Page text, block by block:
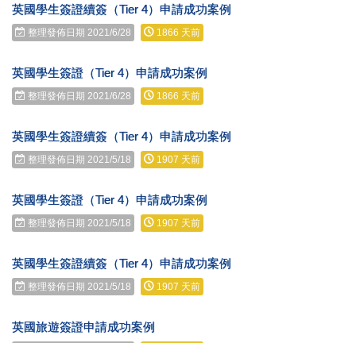
英國學生簽證續簽（Tier 4）申請成功案例
整理發佈日期 2021/6/28 1866 天前
英國學生簽證（Tier 4）申請成功案例
整理發佈日期 2021/6/28 1866 天前
英國學生簽證續簽（Tier 4）申請成功案例
整理發佈日期 2021/5/18 1907 天前
英國學生簽證（Tier 4）申請成功案例
整理發佈日期 2021/5/18 1907 天前
英國學生簽證續簽（Tier 4）申請成功案例
整理發佈日期 2021/5/18 1907 天前
英國旅遊簽證申請成功案例